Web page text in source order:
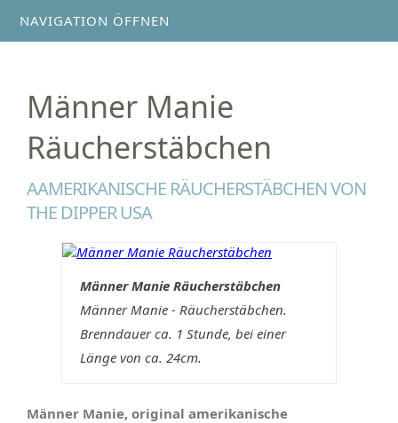
NAVIGATION ÖFFNEN
Männer Manie
Räucherstäbchen
AAMERIKANISCHE RÄUCHERSTÄBCHEN VON
THE DIPPER USA
Männer Manie Räucherstäbchen
Männer Manie - Räucherstäbchen.
Brenndauer ca. 1 Stunde, bei einer
Länge von ca. 24cm.
Männer Manie, original amerikanische